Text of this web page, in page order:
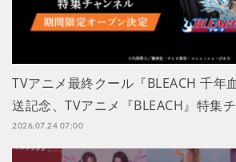
TVアニメ最終クール『BLEACH 千年
送記念、TVアニメ『BLEACH』特集
2026.07.24 07:00